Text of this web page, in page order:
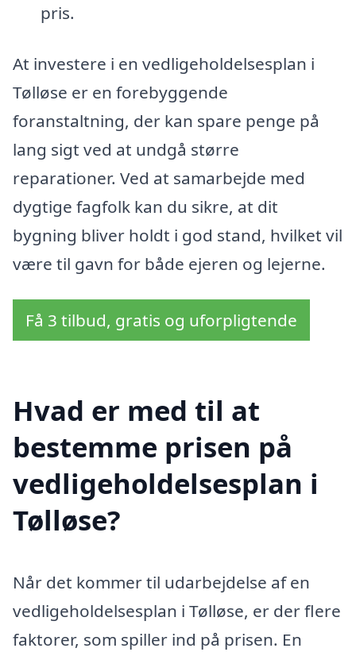
pris.
At investere i en vedligeholdelsesplan i
Tølløse er en forebyggende
foranstaltning, der kan spare penge på
lang sigt ved at undgå større
reparationer. Ved at samarbejde med
dygtige fagfolk kan du sikre, at dit
bygning bliver holdt i god stand, hvilket vil
være til gavn for både ejeren og lejerne.
Få 3 tilbud, gratis og uforpligtende
Hvad er med til at
bestemme prisen på
vedligeholdelsesplan i
Tølløse?
Når det kommer til udarbejdelse af en
vedligeholdelsesplan i Tølløse, er der flere
faktorer, som spiller ind på prisen. En